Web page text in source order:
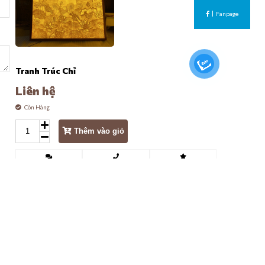
Tranh Trúc Chỉ
Liên hệ
Còn Hàng
Thêm vào giỏ
Fanpage